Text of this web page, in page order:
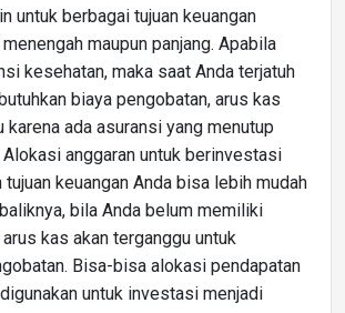
untuk berbagai tujuan keuangan
maupun panjang. Apabila
kesehatan, maka saat Anda terjatuh
biaya pengobatan, arus kas
karena ada asuransi yang menutup
anggaran untuk berinvestasi
tujuan keuangan Anda bisa lebih mudah
bila Anda belum memiliki
kas akan terganggu untuk
Bisa-bisa alokasi pendapatan
untuk investasi menjadi